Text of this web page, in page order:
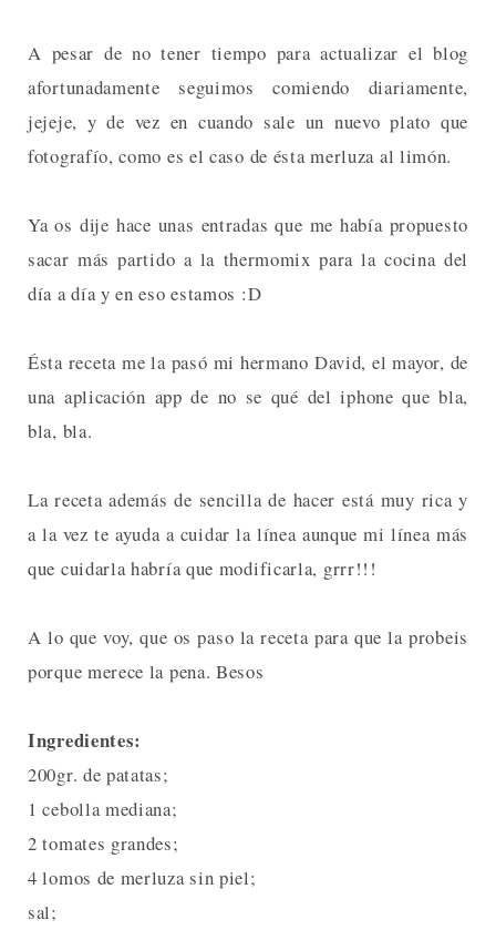
A pesar de no tener tiempo para actualizar el blog
afortunadamente seguimos comiendo diariamente,
jejeje, y de vez en cuando sale un nuevo plato que
fotografío, como es el caso de ésta merluza al limón.
Ya os dije hace unas entradas que me había propuesto
sacar más partido a la thermomix para la cocina del
día a día y en eso estamos :D
Ésta receta me la pasó mi hermano David, el mayor, de
una aplicación app de no se qué del iphone que bla,
bla, bla.
La receta además de sencilla de hacer está muy rica y
a la vez te ayuda a cuidar la línea aunque mi línea más
que cuidarla habría que modificarla, grrr!!!
A lo que voy, que os paso la receta para que la probeis
porque merece la pena. Besos
Ingredientes:
200gr. de patatas;
1 cebolla mediana;
2 tomates grandes;
4 lomos de merluza sin piel;
sal;